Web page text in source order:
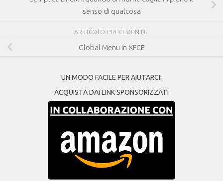
senso di qualcosa
ARTICOLO PRECEDENTE
Global Menu in XFCE
UN MODO FACILE PER AIUTARCI!
ACQUISTA DAI LINK SPONSORIZZATI